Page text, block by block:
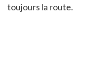
toujours la route.